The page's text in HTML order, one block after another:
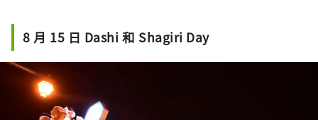
8 月 15 日 Dashi 和 Shagiri Day